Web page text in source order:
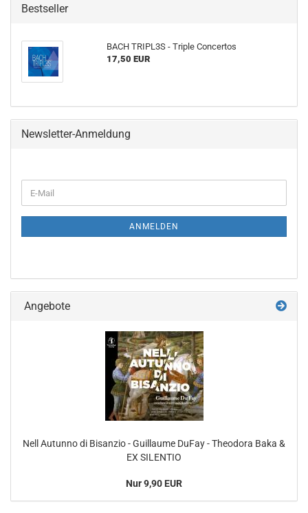
Bestseller
BACH TRIPL3S - Triple Concertos
17,50 EUR
Newsletter-Anmeldung
ZUR
E-
Mail
ANMELDEN
Angebote
Nell Autunno di Bisanzio - Guillaume DuFay - Theodora Baka &
EX SILENTIO
Nur 9,90 EUR